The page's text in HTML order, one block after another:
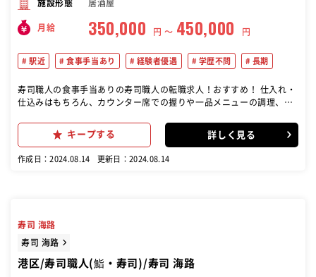
施設形態 居酒屋
月給 350,000 円 〜 450,000 円
駅近 食事手当あり 経験者優遇 学歴不問 長期
寿司職人の食事手当ありの寿司職人の転職求人！おすすめ！ 仕入れ・
仕込みはもちろん、カウンター席での握りや一品メニューの調理、季
キープする 詳しく見る
作成日：2024.08.14 更新日：2024.08.14
寿司 海路
寿司 海路
港区/寿司職人(鮨・寿司)/寿司 海路